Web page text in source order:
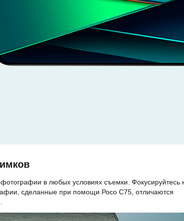
в любых условиях съемки. Фокусируйтесь
сделанные при помощи Росо С75, отличаются